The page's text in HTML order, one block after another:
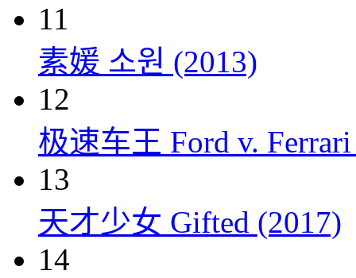
11
素媛 소원 (2013)
12
极速车王 Ford v.
13
天才少女 Gifted (2017)
14